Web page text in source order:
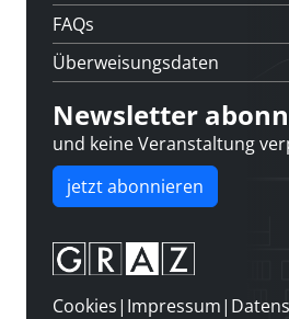
FAQs
Überweisungsdaten
Newsletter
und keine Veranstaltung
jetzt abonnieren
Cookies| Impressum|